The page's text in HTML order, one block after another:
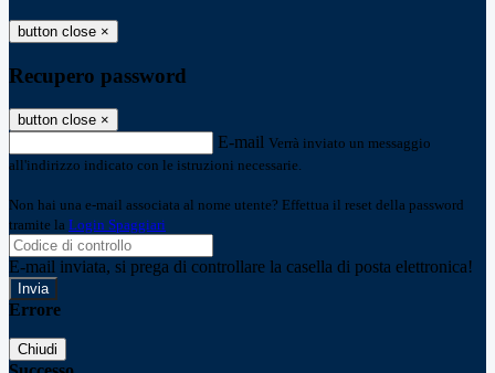
button close ×
Recupero password
button close ×
E-mail Verrà inviato un messaggio
all'indirizzo indicato con le istruzioni necessarie.
Non hai una e-mail associata al nome utente? Effettua il reset della password
tramite la Login Spaggiari
E-mail inviata, si prega di controllare la casella di posta elettronica!
Errore
Chiudi